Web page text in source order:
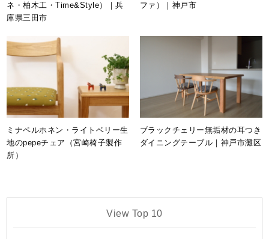
ネ・柏木工・Time&Style）｜兵
庫県三田市
ファ）｜神戸市
ミナペルホネン・ライトベリー生
地のpepeチェア（宮崎椅子製作
所）
ブラックチェリー無垢材の耳つき
ダイニングテーブル｜神戸市灘区
View Top 10